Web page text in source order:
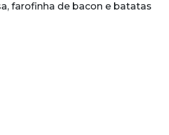
farofinha de bacon e batatas